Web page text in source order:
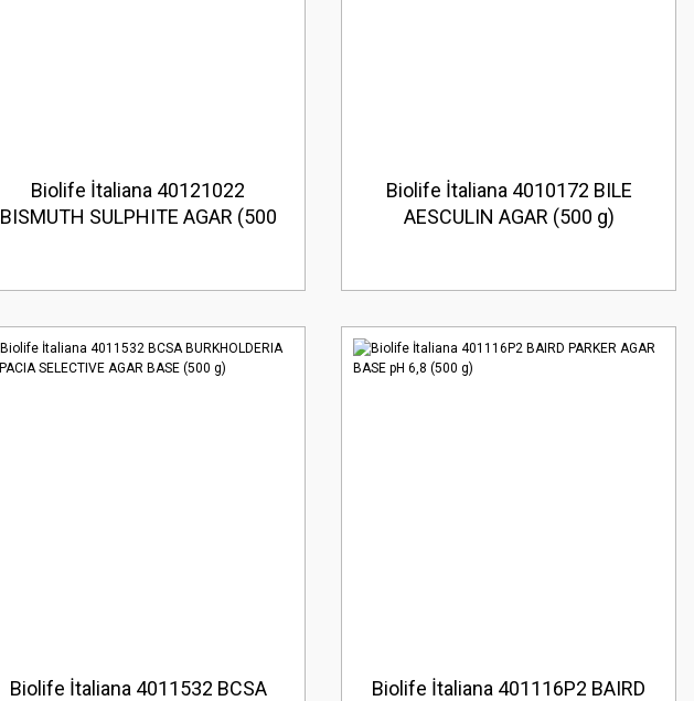
Biolife İtaliana 40121022
BISMUTH SULPHITE AGAR (500
Biolife İtaliana 4010172 BILE
AESCULIN AGAR (500 g)
Biolife İtaliana 4011532 BCSA
Biolife İtaliana 401116P2 BAIRD